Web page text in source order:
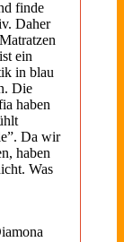
finde
Daher
ein
in blau
Die
haben
Da wir
haben
Was